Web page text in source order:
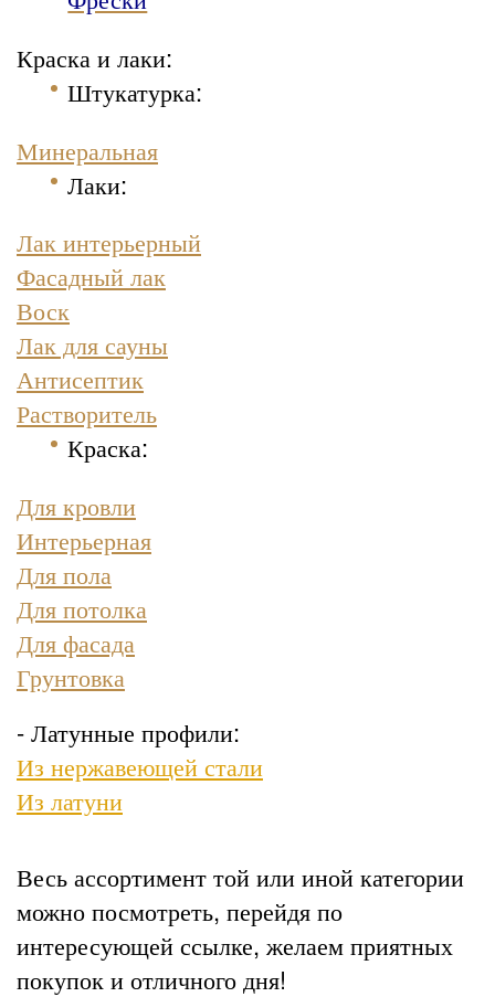
Краска и лаки:
Штукатурка:
Минеральная
Лаки:
Лак интерьерный
Фасадный лак
Воск
Лак для сауны
Антисептик
Растворитель
Краска:
Для кровли
Интерьерная
Для пола
Для потолка
Для фасада
Грунтовка
- Латунные профили:
Из нержавеющей стали
Из латуни
Весь ассортимент той или иной категории
можно посмотреть, перейдя по
интересующей ссылке, желаем приятных
покупок и отличного дня!